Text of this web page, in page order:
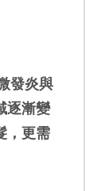
發炎與
逐漸變
，更需